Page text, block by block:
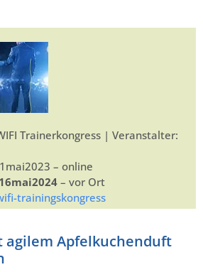
Trainerkongress | Veranstalter:
– online
– vor Ort
trainingskongress
agilem Apfelkuchenduft